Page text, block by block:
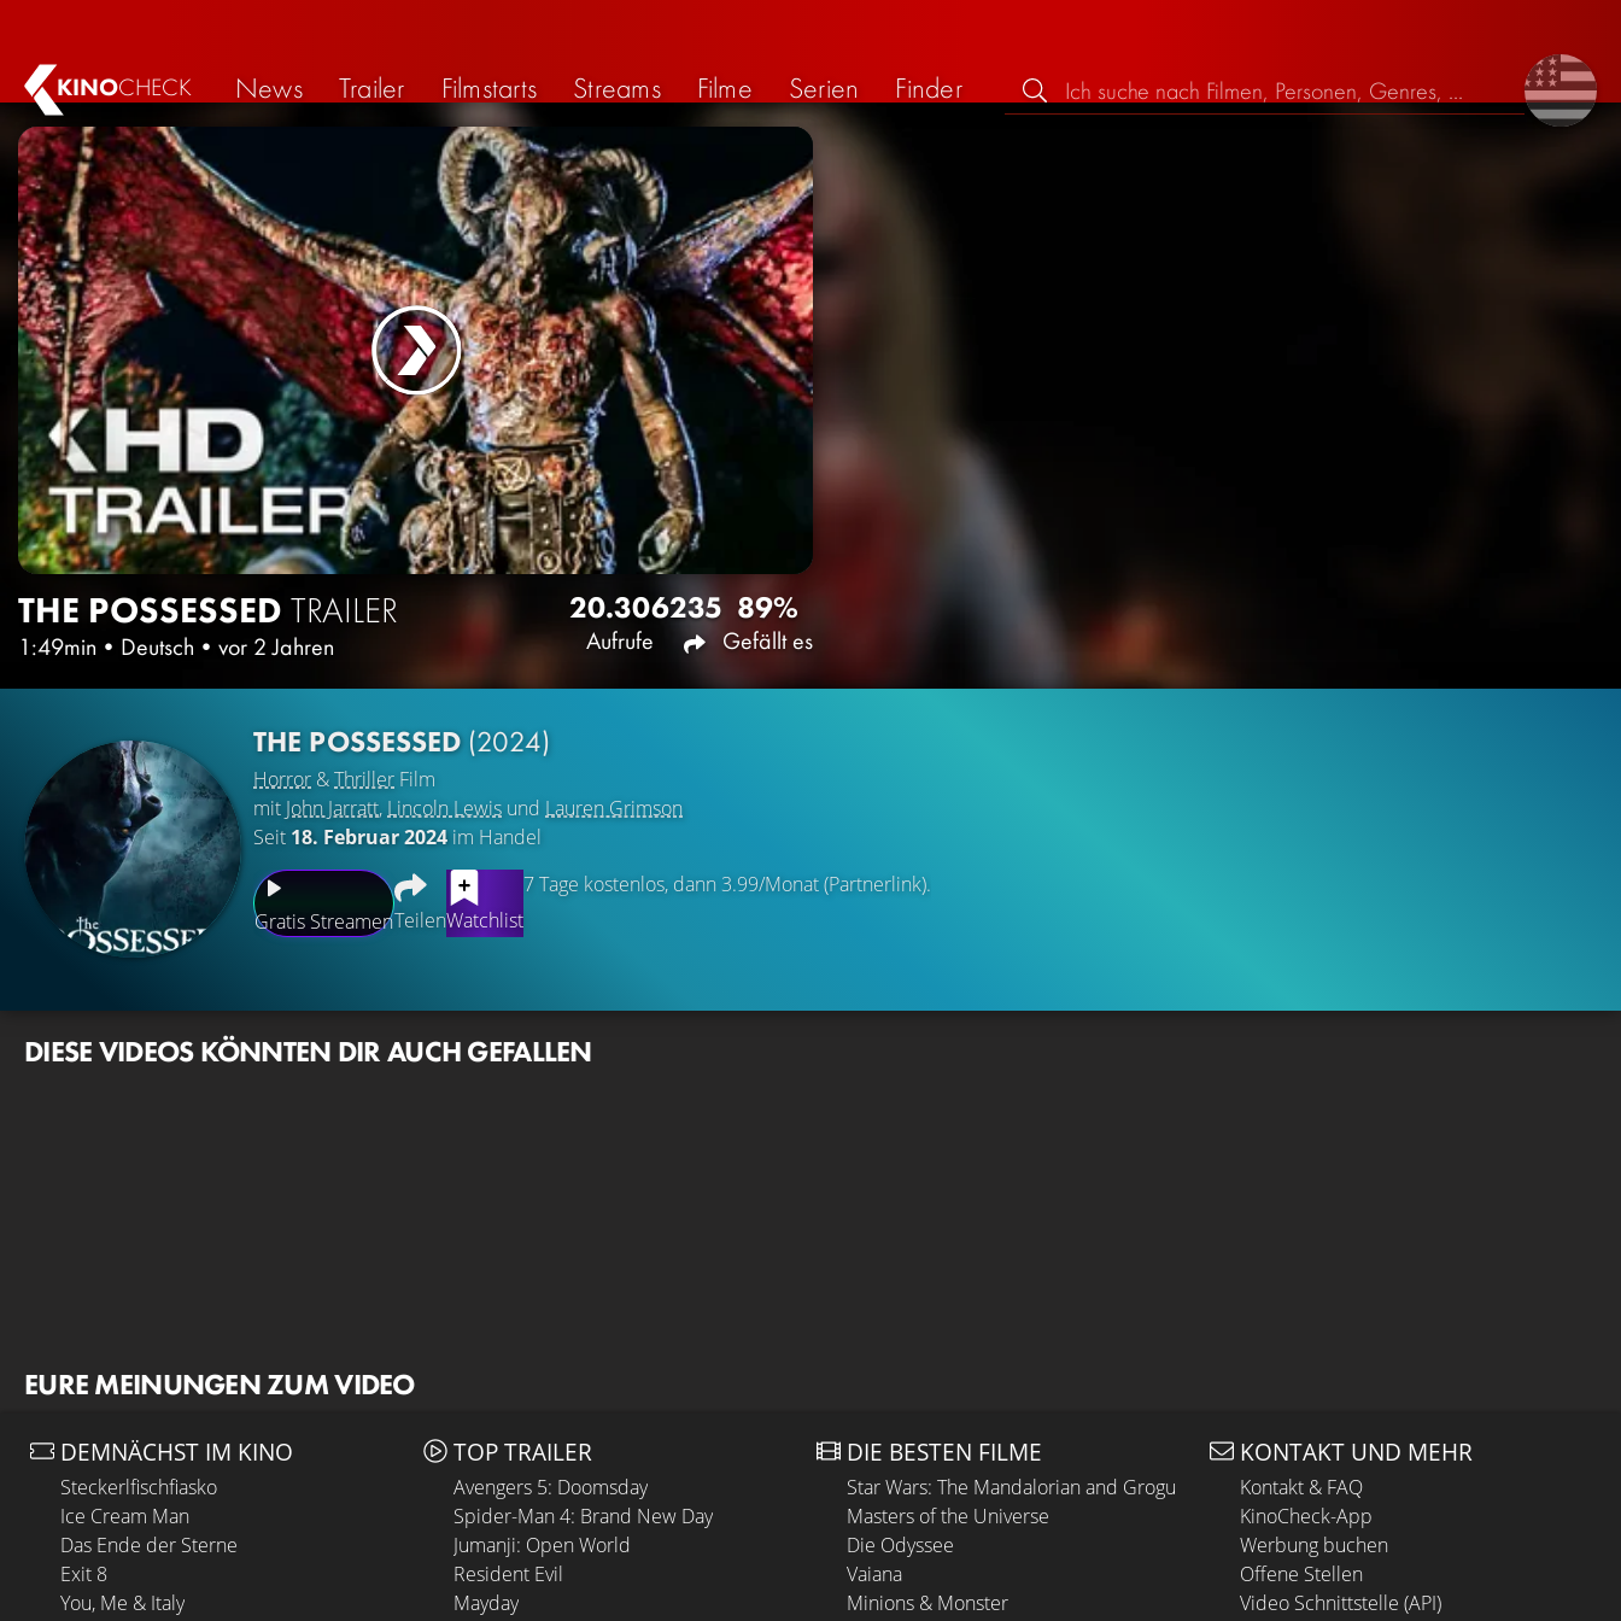
KINOCHECK News Trailer Filmstarts Streams Filme Serien Finder
THE POSSESSED TRAILER
1:49min • Deutsch • vor 2 Jahren
20.306
Aufrufe
235 89%
Gefällt es
THE POSSESSED(2024)
Horror &Thriller Film
mit John Jarratt, Lincoln Lewis und Lauren Grimson
Seit 18. Februar 2024im Handel
Gratis StreamenTeilenWatchlist
7 Tage kostenlos, dann 3.99/Monat (Partnerlink).
DIESE VIDEOS KÖNNTEN DIR AUCH GEFALLEN
EURE MEINUNGEN ZUM VIDEO
DEMNÄCHST IM KINO
Steckerlfischfiasko
Ice Cream Man
Das Ende der Sterne
Exit 8
You, Me & Italy
TOP TRAILER
Avengers 5: Doomsday
Spider-Man 4: Brand New Day
Jumanji: Open World
Resident Evil
Mayday
DIE BESTEN FILME
Star Wars: The Mandalorian and Grogu
Masters of the Universe
Die Odyssee
Vaiana
Minions & Monster
KONTAKT UND MEHR
Kontakt & FAQ
KinoCheck-App
Werbung buchen
Offene Stellen
Video Schnittstelle (API)